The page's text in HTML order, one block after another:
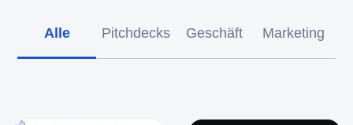
Alle Pitchdecks Geschäft Marketing